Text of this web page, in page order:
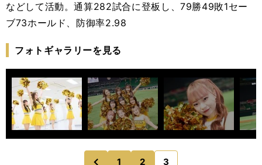
などして活動。通算282試合に登板し、79勝49敗1セー
ブ73ホールド、防御率2.98
フォトギャラリーを見る
のページへ
1 2 3